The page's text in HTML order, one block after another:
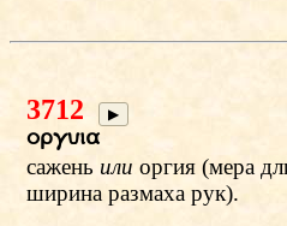
3712 ▶
orguia
сажень или оргия (мера
ширина размаха рук).